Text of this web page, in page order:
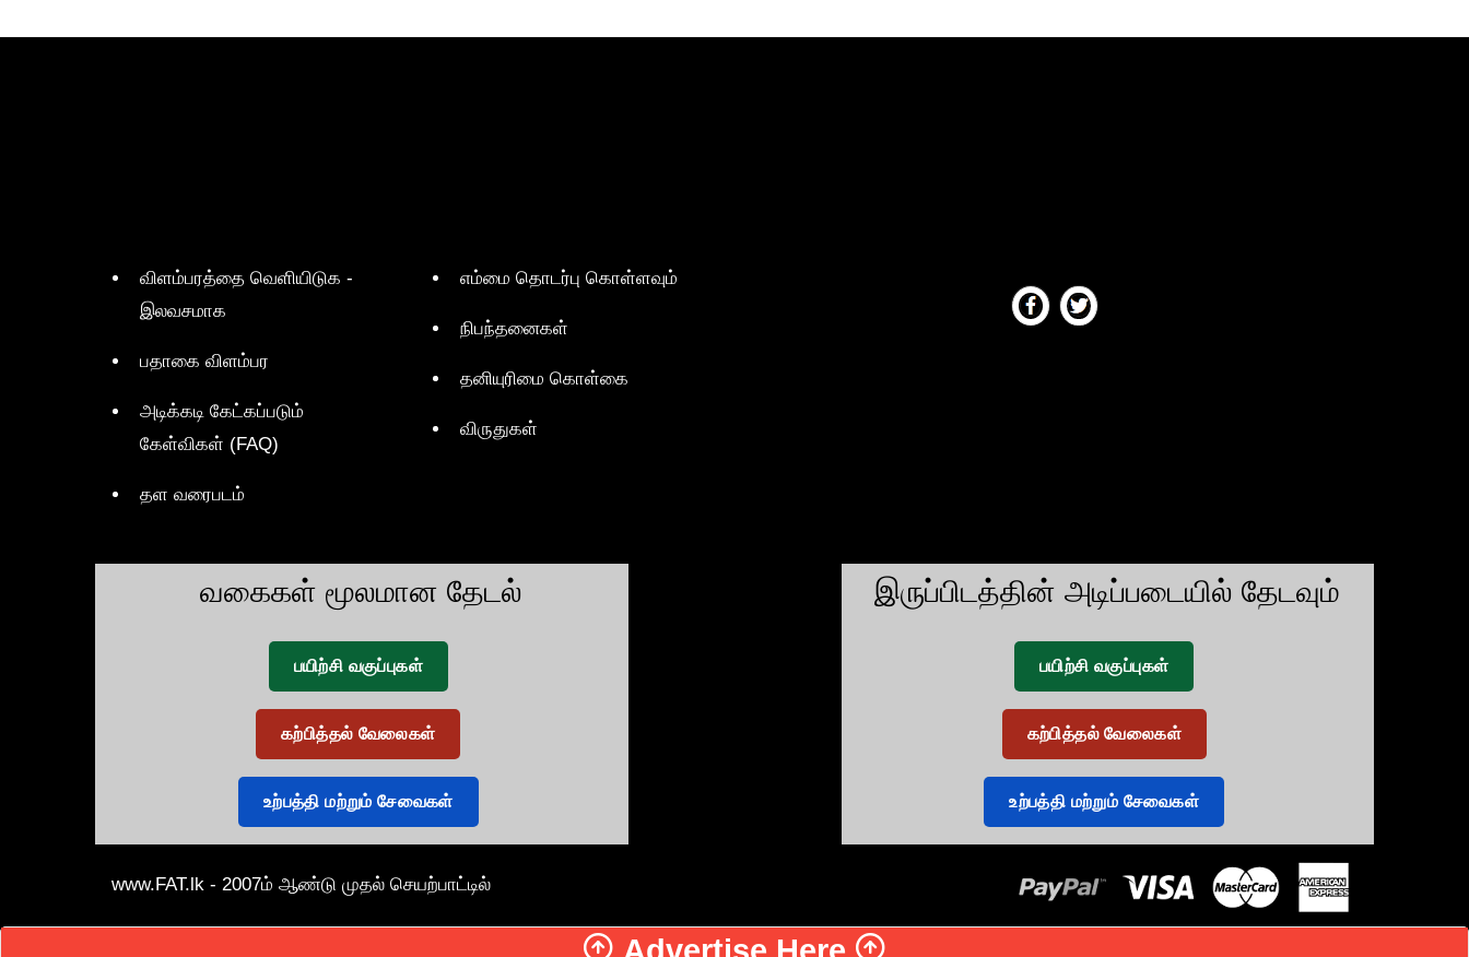
விளம்பரத்தை வெளியிடுக -
இலவசமாக
பதாகை விளம்பர
அடிக்கடி கேட்கப்படும்
கேள்விகள் (FAQ)
தள வரைபடம்
எம்மை தொடர்பு கொள்ளவும்
நிபந்தனைகள்
தனியுரிமை கொள்கை
விருதுகள்
வகைகள் மூலமான தேடல்
பயிற்சி வகுப்புகள்
கற்பித்தல் வேலைகள்
உற்பத்தி மற்றும் சேவைகள்
இருப்பிடத்தின் அடிப்படையில் தேடவும்
பயிற்சி வகுப்புகள்
கற்பித்தல் வேலைகள்
உற்பத்தி மற்றும் சேவைகள்
www.FAT.lk - 2007ம் ஆண்டு முதல் செயற்பாட்டில்